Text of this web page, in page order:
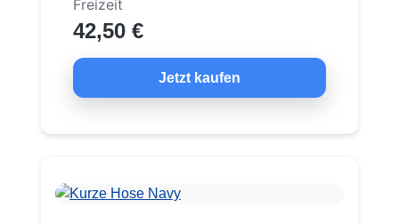
Freizeit
42,50 €
Jetzt kaufen